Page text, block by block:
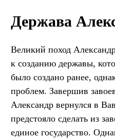
Держава
Великий поход
к созданию державы,
было создано ранее,
проблем. Завершив
Александр вернулся в
предстояло сделать из
единое государство.